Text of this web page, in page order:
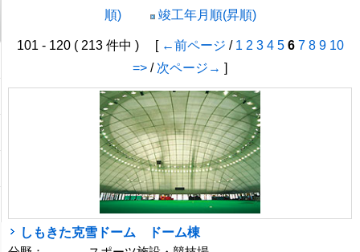
順)
竣工年月順(昇順)
101 - 120 ( 213 件中 ) [ ←前ページ / 1 2 3 4 5 6 7 8 9 10
=> / 次ページ→ ]
しもきた克雪ドーム ドーム棟